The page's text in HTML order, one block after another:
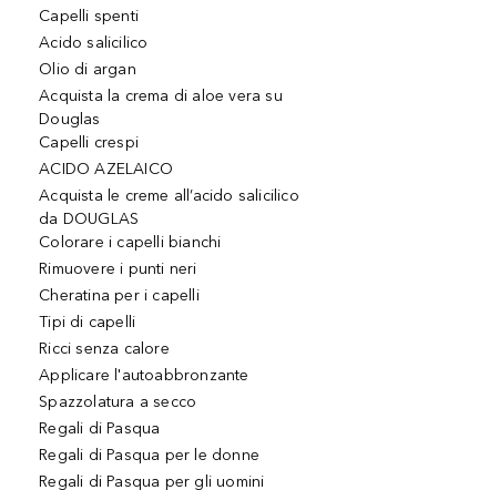
Capelli spenti
Acido salicilico
Olio di argan
Acquista la crema di aloe vera su
Douglas
Capelli crespi
ACIDO AZELAICO
Acquista le creme all’acido salicilico
da DOUGLAS
Colorare i capelli bianchi
Rimuovere i punti neri
Cheratina per i capelli
Tipi di capelli
Ricci senza calore
Applicare l'autoabbronzante
Spazzolatura a secco
Regali di Pasqua
Regali di Pasqua per le donne
Regali di Pasqua per gli uomini